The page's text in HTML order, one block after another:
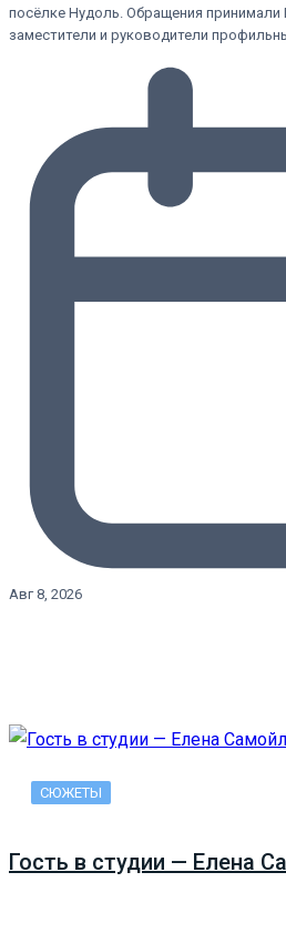
посёлке Нудоль. Обращения принимали
заместители и руководители
Авг 8, 2026
СЮЖЕТЫ
Гость в студии — Елена